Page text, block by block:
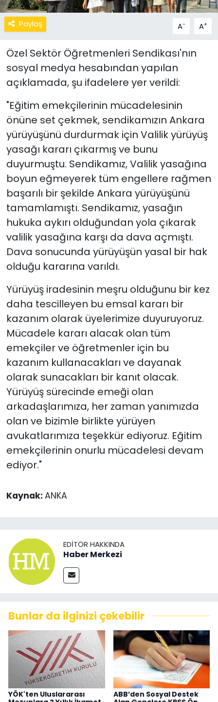
Paylaş A- A+
Özel Sektör Öğretmenleri Sendikası'nın
sosyal medya hesabından yapılan
açıklamada, şu ifadelere yer verildi:
"Eğitim emekçilerinin mücadelesinin
önüne set çekmek, sendikamızın Ankara
yürüyüşünü durdurmak için Valilik yürüyüş
yasağı kararı çıkarmış ve bunu
duyurmuştu. Sendikamız, Valilik yasağına
boyun eğmeyerek tüm engellere rağmen
başarılı bir şekilde Ankara yürüyüşünü
tamamlamıştı. Sendikamız, yasağın
hukuka aykırı olduğundan yola çıkarak
valilik yasağına karşı da dava açmıştı.
Dava sonucunda yürüyüşün yasal bir hak
olduğu kararına varıldı.
Yürüyüş iradesinin meşru olduğunu bir kez
daha tescilleyen bu emsal kararı bir
kazanım olarak üyelerimize duyuruyoruz.
Mücadele kararı alacak olan tüm
emekçiler ve öğretmenler için bu
kazanım kullanacakları ve dayanak
olarak sunacakları bir kanıt olacak.
Yürüyüş sürecinde emeği olan
arkadaşlarımıza, her zaman yanımızda
olan ve bizimle birlikte yürüyen
avukatlarımıza teşekkür ediyoruz. Eğitim
emekçilerinin onurlu mücadelesi devam
ediyor."
Kaynak: ANKA
EDITÖR HAKKINDA
Haber Merkezi
Bunlar da ilginizi çekebilir
YÖK'ten Uluslararası
ABB’den Sosyal Destek